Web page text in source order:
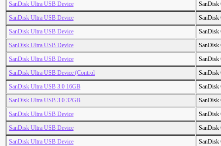
SanDisk Ultra USB Device
SanDisk
SanDisk Ultra USB Device
SanDisk
SanDisk Ultra USB Device
SanDisk
SanDisk Ultra USB Device
SanDisk
SanDisk Ultra USB Device
SanDisk
SanDisk Ultra USB Device (Control
SanDisk
SanDisk Ultra USB 3.0 16GB
SanDisk
SanDisk Ultra USB 3.0 32GB
SanDisk
SanDisk Ultra USB Device
SanDisk
SanDisk Ultra USB Device
SanDisk
SanDisk Ultra USB Device
SanDisk